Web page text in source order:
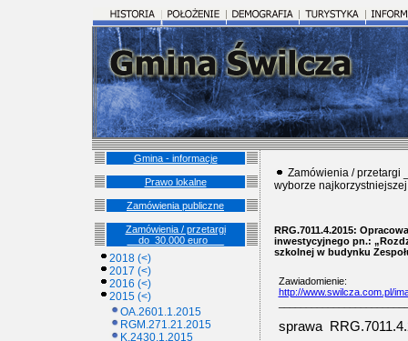
Gmina - informacje
Prawo lokalne
Zamówienia publiczne
Zamówienia / przetargi
__do_30.000 euro___
2018 (<)
2017 (<)
2016 (<)
2015 (<)
OA.2601.1.2015
RGM.271.21.2015
K.2430.1.2015
Zamówienia / przetargi
wyborze
RRG.7011.4.2015:
inwestycyjnego pn.:
szkolnej w budynku
Zawiadomienie:
http://www.swilcza.com.pl/
sprawa